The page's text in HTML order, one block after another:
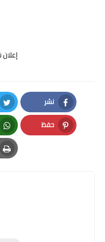
نشر
Facebook
حفظ
Pinterest